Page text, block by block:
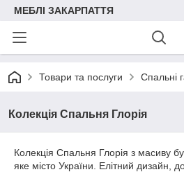
МЕБЛІ ЗАКАРПАТТЯ
Товари та послуги Спальні
Колекція Спальня Глорія
Колекція Спальня Глорія з масиву
яке місто України. Елітний дизайн,